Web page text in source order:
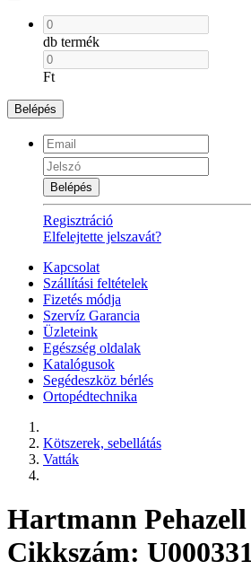
db termék
Ft
Belépés
Belépés
Regisztráció
Elfelejtette jelszavát?
Kapcsolat
Szállítási feltételek
Fizetés módja
Szervíz Garancia
Üzleteink
Egészség oldalak
Katalógusok
Segédeszköz bérlés
Ortopédtechnika
Kötszerek, sebellátás
Vatták
Hartmann
Cikkszám: